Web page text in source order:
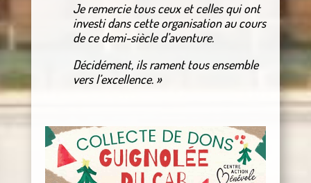
Je remercie tous ceux et celles qui ont
investi dans cette organisation au cours
de ce demi-siècle d’aventure.
Décidément, ils rament tous ensemble
vers l’excellence. »